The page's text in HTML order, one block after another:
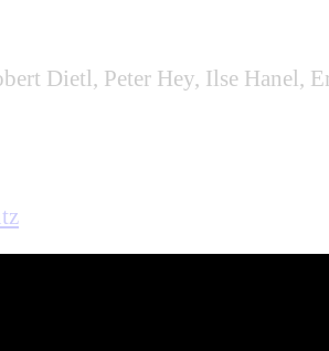
Dietl, Peter Hey, Ilse Hanel,